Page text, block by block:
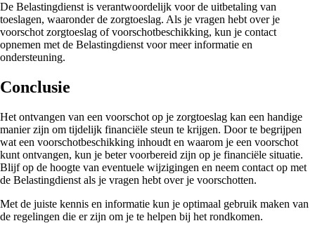
De Belastingdienst is verantwoordelijk voor de uitbetaling van
toeslagen, waaronder de zorgtoeslag. Als je vragen hebt over je
voorschot zorgtoeslag of voorschotbeschikking, kun je contact
opnemen met de Belastingdienst voor meer informatie en
ondersteuning.
Conclusie
Het ontvangen van een voorschot op je zorgtoeslag kan een handige
manier zijn om tijdelijk financiële steun te krijgen. Door te begrijpen
wat een voorschotbeschikking inhoudt en waarom je een voorschot
kunt ontvangen, kun je beter voorbereid zijn op je financiële situatie.
Blijf op de hoogte van eventuele wijzigingen en neem contact op met
de Belastingdienst als je vragen hebt over je voorschotten.
Met de juiste kennis en informatie kun je optimaal gebruik maken van
de regelingen die er zijn om je te helpen bij het rondkomen.